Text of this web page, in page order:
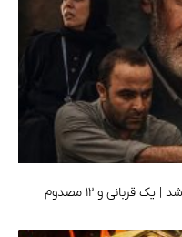
قربانی و ۱۲ مصدوم